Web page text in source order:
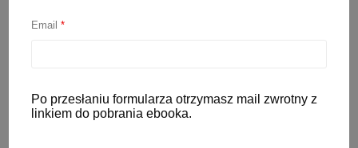
które bez trudu przywołuje wspomnienia
dzieciństwa i wywołuje uśmiech na
Email*
Po przesłaniu formularza otrzymasz mail zwrotny z
linkiem do pobrania ebooka.